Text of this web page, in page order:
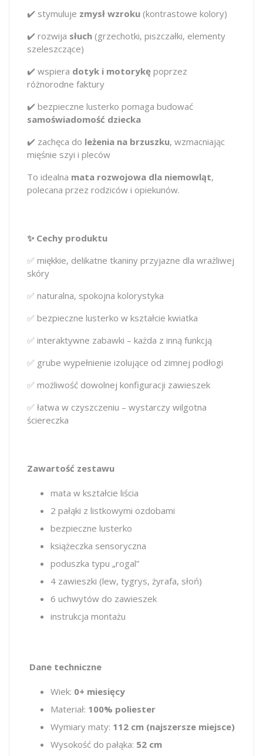
✔️ stymuluje zmysł wzroku (kontrastowe kolory)
✔️ rozwija słuch (grzechotki, piszczałki, elementy
szeleszczące)
✔️ wspiera dotyk i motorykę poprzez
różnorodne faktury
✔️ bezpieczne lusterko pomaga budować
samoświadomość dziecka
✔️ zachęca do leżenia na brzuszku, wzmacniając
mięśnie szyi i pleców
To idealna mata rozwojowa dla niemowląt,
polecana przez rodziców i opiekunów.
✨ Cechy produktu
✅ miękkie, delikatne tkaniny przyjazne dla wrażliwej
skóry
✅ naturalna, spokojna kolorystyka
✅ bezpieczne lusterko w kształcie kwiatka
✅ interaktywne zabawki – każda z inną funkcją
✅ grube wypełnienie izolujące od zimnej podłogi
✅ możliwość dowolnej konfiguracji zawieszek
✅ łatwa w czyszczeniu – wystarczy wilgotna
ściereczka
Zawartość zestawu
mata w kształcie liścia
2 pałąki z listkowymi ozdobami
bezpieczne lusterko
książeczka sensoryczna
poduszka typu „rogal”
4 zawieszki (lew, tygrys, żyrafa, słoń)
6 uchwytów do zawieszek
instrukcja montażu
Dane techniczne
Wiek: 0+ miesięcy
Materiał: 100% poliester
Wymiary maty: 112 cm (najszersze miejsce)
Wysokość do pałąka: 52 cm